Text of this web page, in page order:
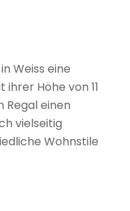
Weiss eine
Höhe von 11
Regal einen
vielseitig
Wohnstile